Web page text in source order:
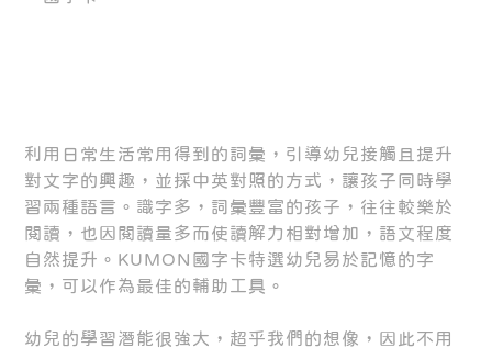
利用日常生活常用得到的詞彙，引導幼兒接觸且提升
對文字的興趣，並採中英對照的方式，讓孩子同時學
習兩種語言。識字多，詞彙豐富的孩子，往往較樂於
閱讀，也因閱讀量多而使讀解力相對增加，語文程度
自然提升。KUMON國字卡特選幼兒易於記憶的字
彙，可以作為最佳的輔助工具。
幼兒的學習潛能很強大，超乎我們的想像，因此不用